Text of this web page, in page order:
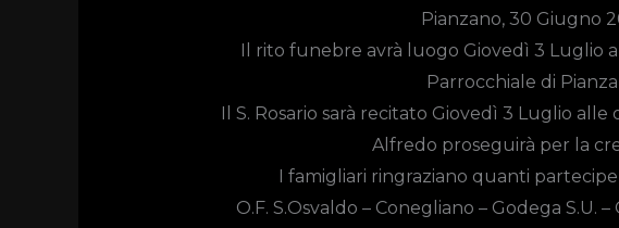
Pianzano, 30 Giugno
Il rito funebre avrà luogo Giovedì 3 Luglio
Parrocchiale di
Il S. Rosario sarà recitato Giovedì 3 Luglio alle
Alfredo proseguirà per la
I famigliari ringraziano quanti
O.F. S.Osvaldo – Conegliano – Godega S.U.